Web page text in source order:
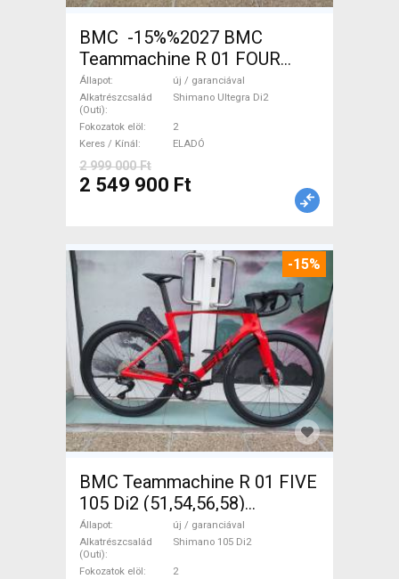
BMC -15%%2027 BMC
Teammachine R 01 FOUR
(56,58) Országúti Shimano
Ultegra Di2 tárcsafék új /
garanciával ELADÓ
Állapot
új / garanciával
Alkatrészcsalád
(Outi)
Shimano Ultegra Di2
Fokozatok elöl
2
Keres / Kínál
ELADÓ
2 999 000 Ft
2 549 900 Ft
-15%
BMC Teammachine R 01 FIVE
105 Di2 (51,54,56,58)
Országúti Shimano 105 Di2
tárcsafék új / garanciával
ELADÓ
Állapot
új / garanciával
Alkatrészcsalád
(Outi)
Shimano 105 Di2
Fokozatok elöl
2